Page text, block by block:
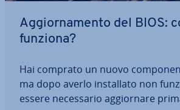
Ag­gior­na­men­to del BIOS:
funziona?
Hai comprato un nuovo
ma dopo averlo in­stal­la­to non
essere ne­ces­sa­rio ag­gior­na­re